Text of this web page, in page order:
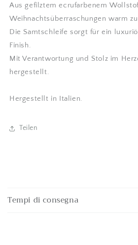
Aus gefilztem ecrufarbenem
Weihnachtsüberraschungen warm
Die Samtschleife sorgt für ein
Finish.
Mit Verantwortung und Stolz im
hergestellt.
Hergestellt in Italien.
Teilen
i
n
Tempi di consegna